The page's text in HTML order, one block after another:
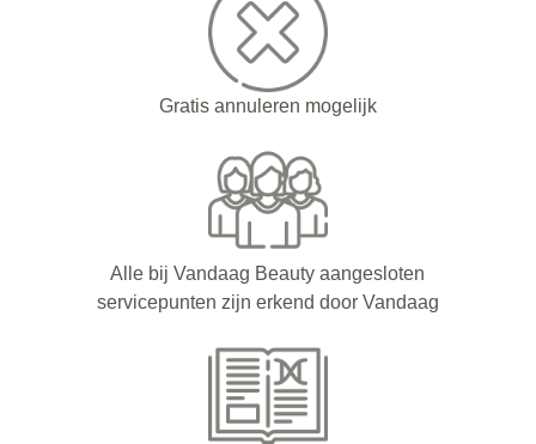
Gratis annuleren mogelijk
Alle bij Vandaag Beauty aangesloten
servicepunten zijn erkend door Vandaag